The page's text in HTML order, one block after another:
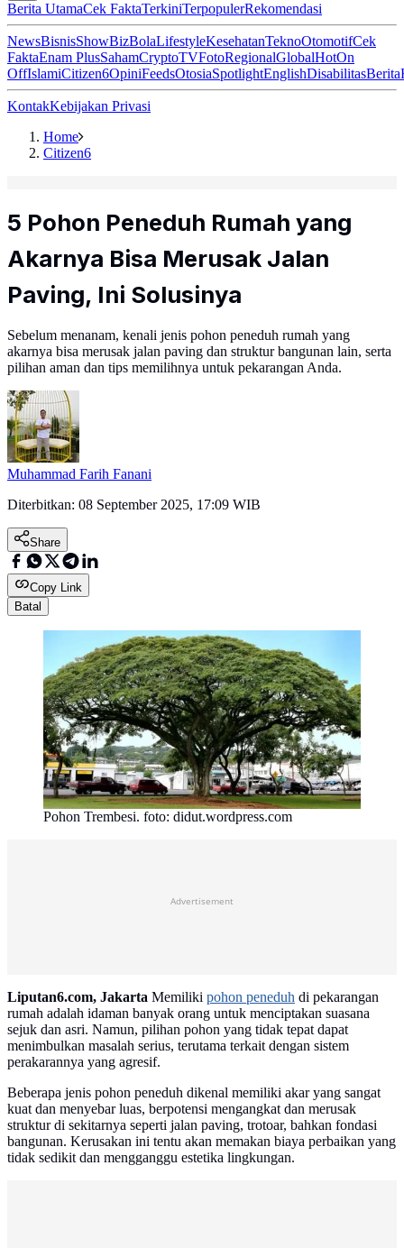
Berita UtamaCek FaktaTerkiniTerpopulerRekomendasi
NewsBisnisShowBizBolaLifestyleKesehatanTeknoOtomotifCek
FaktaEnam PlusSahamCryptoTVFotoRegionalGlobalHotOn
OffIslamiCitizen6OpiniFeedsOtosiaSpotlightEnglishDisabilitasBerita
KontakKebijakan Privasi
Home
Citizen6
5 Pohon Peneduh Rumah yang
Akarnya Bisa Merusak Jalan
Paving, Ini Solusinya
Sebelum menanam, kenali jenis pohon peneduh rumah yang
akarnya bisa merusak jalan paving dan struktur bangunan lain, serta
pilihan aman dan tips memilihnya untuk pekarangan Anda.
Muhammad Farih Fanani
Diterbitkan: 08 September 2025, 17:09 WIB
Share
Copy Link
Batal
Pohon Trembesi. foto: didut.wordpress.com
Advertisement
Liputan6.com, Jakarta Memiliki pohon peneduh di pekarangan
rumah adalah idaman banyak orang untuk menciptakan suasana
sejuk dan asri. Namun, pilihan pohon yang tidak tepat dapat
menimbulkan masalah serius, terutama terkait dengan sistem
perakarannya yang agresif.
Beberapa jenis pohon peneduh dikenal memiliki akar yang sangat
kuat dan menyebar luas, berpotensi mengangkat dan merusak
struktur di sekitarnya seperti jalan paving, trotoar, bahkan fondasi
bangunan. Kerusakan ini tentu akan memakan biaya perbaikan yang
tidak sedikit dan mengganggu estetika lingkungan.